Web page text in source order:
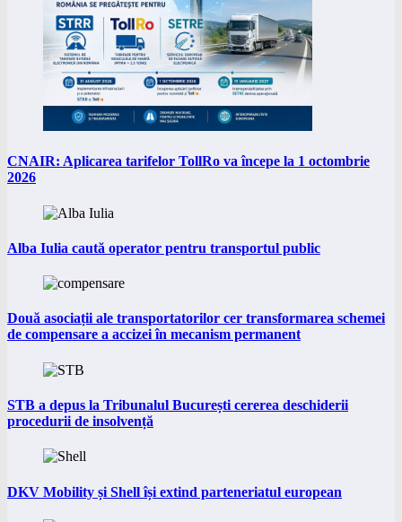
CNAIR: Aplicarea tarifelor TollRo va începe la 1 octombrie
2026
Alba Iulia caută operator pentru transportul public
Două asociații ale transportatorilor cer transformarea schemei
de compensare a accizei în mecanism permanent
STB a depus la Tribunalul București cererea deschiderii
procedurii de insolvență
DKV Mobility și Shell își extind parteneriatul european